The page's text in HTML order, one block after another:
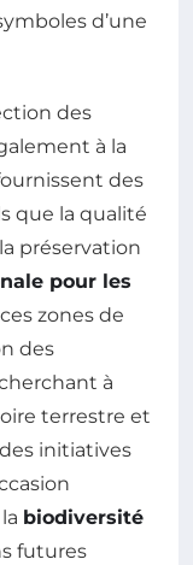
d’une
des
à la
des
que la qualité
préservation
pour les
zones de
des
à
terrestre et
des initiatives
biodiversité
futures